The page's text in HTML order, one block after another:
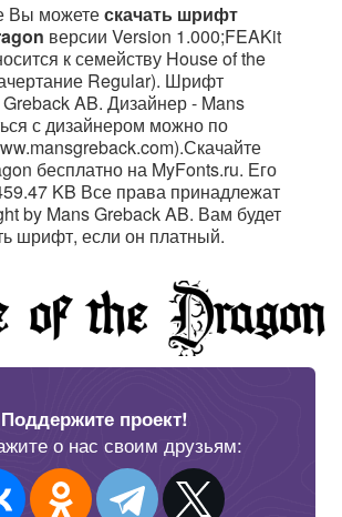
Вы можетескачать шрифт
версии Version 1.000;FEAKit
к семейству House of the
Regular). Шрифт
Greback AB. Дизайнер - Mans
с дизайнером можно по
бесплатно на MyFonts.ru. Его
KB Все права принадлежат
by Mans Greback AB. Вам будет
шрифт, если он платный.
Поддержите проект!
о нас своим друзьям: